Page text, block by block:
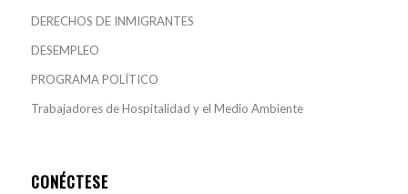
DERECHOS DE INMIGRANTES
DESEMPLEO
PROGRAMA POLÍTICO
Trabajadores de Hospitalidad y el Medio Ambiente
CONÉCTESE